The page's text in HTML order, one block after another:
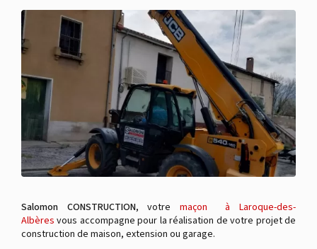
Salomon CONSTRUCTION, votremaçon à Laroque-des-
Albères vous accompagne pour la réalisation de votre projet de
construction de maison, extension ou garage.